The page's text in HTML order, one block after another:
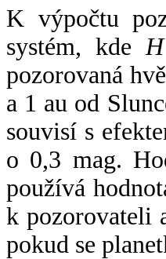
K výpočtu
systém, kde H
pozorovaná
a 1 au od
souvisí s
o 0,3 mag.
používá
k pozorovateli
pokud se